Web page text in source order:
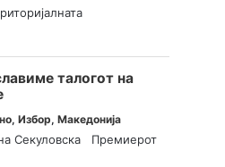
талогот на
,Избор,Македонија
Секуловска Премиерот